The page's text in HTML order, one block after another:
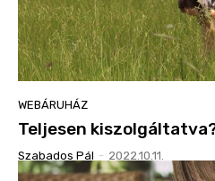
WEBÁRUHÁZ
Teljesen
Szabados Pál - 2022.10.11.